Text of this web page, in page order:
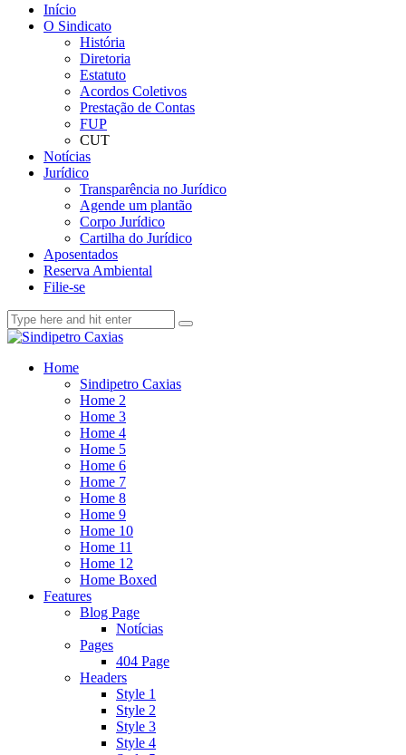
Início
O Sindicato
História
Diretoria
Estatuto
Acordos Coletivos
Prestação de Contas
FUP
CUT
Notícias
Jurídico
Transparência no Jurídico
Agende um plantão
Corpo Jurídico
Cartilha do Jurídico
Aposentados
Reserva Ambiental
Filie-se
Home
Sindipetro Caxias
Home 2
Home 3
Home 4
Home 5
Home 6
Home 7
Home 8
Home 9
Home 10
Home 11
Home 12
Home Boxed
Features
Blog Page
Notícias
Pages
404 Page
Headers
Style 1
Style 2
Style 3
Style 4